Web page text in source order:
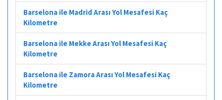
Barselona ile Madrid Arası Yol Mesafesi Kaç
Kilometre
Barselona ile Mekke Arası Yol Mesafesi Kaç
Kilometre
Barselona ile Zamora Arası Yol Mesafesi Kaç
Kilometre